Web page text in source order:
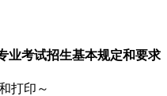
业考试招生基本规定和要求
打印～